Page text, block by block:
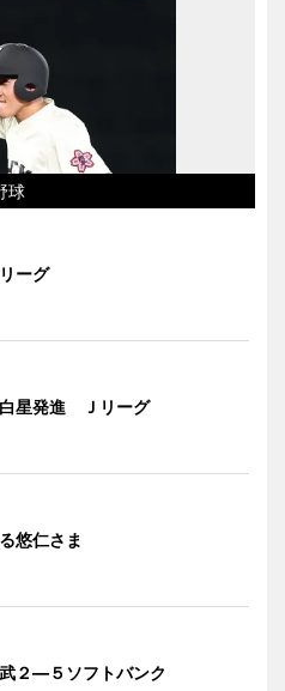
球
ーグ
星発進 Ｊリーグ
悠仁さま
２―５ソフトバンク